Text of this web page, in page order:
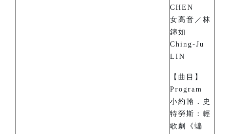
CHEN
女高音／林
錦如
Ching-Ju
LIN
【曲目】
Program
小約翰．史
特勞斯：輕
歌劇《蝙